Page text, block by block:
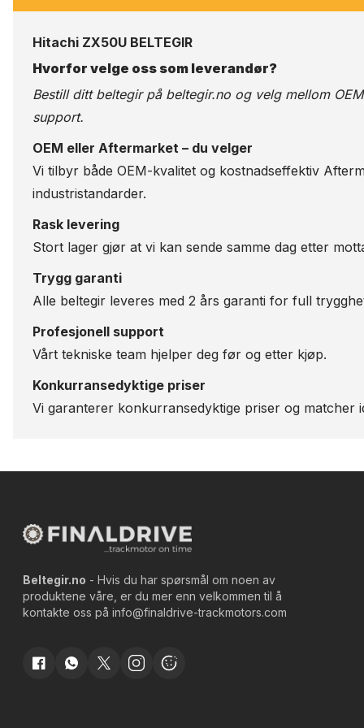
Hitachi ZX50U BELTEGIR
Hvorfor velge oss som leverandør?
Bestill ditt beltegir på beltegir.no og velg mellom
support.
OEM eller Aftermarket – du velger
Vi tilbyr både OEM-kvalitet og kostnadseffektiv
industristandarder.
Rask levering
Stort lager gjør at vi kan sende samme dag etter
Trygg garanti
Alle beltegir leveres med 2 års garanti for full
Profesjonell support
Vårt tekniske team hjelper deg før og etter kjøp.
Konkurransedyktige priser
Vi garanterer konkurransedyktige priser og matcher
Beltegir.no - Hvis du har spørsmål om noen av
produktene våre, er du mer enn velkommen til å
kontakte oss på info@finaldrive-trackmotors.com